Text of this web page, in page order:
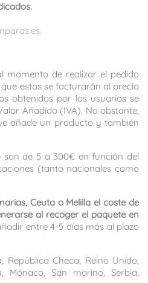
momento de realizar el pedido
estos se facturarán al precio
obtenidos por los usuarios se
Añadido (IVA). No obstante,
añade un producto y también
son de 5 a 300€ en función del
(tanto nacionales como
Ceuta o Melilla el coste de
al recoger el paquete en
entre 4-5 días más al plazo
República Checa, Reino Unido,
Mónaco, San marino, Serbia,